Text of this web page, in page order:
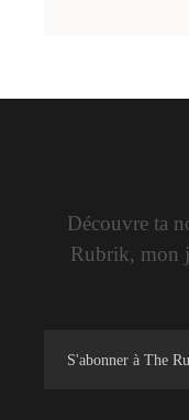
Découvre ta
Rubrik, mon